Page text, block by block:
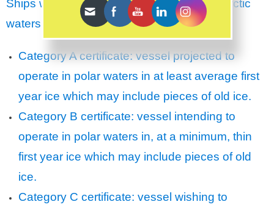
Ships wishing to operate in Antarctic and Arctic
waters must apply for a certificate:
Category A certificate: vessel projected to
operate in polar waters in at least average first
year ice which may include pieces of old ice.
Category B certificate: vessel intending to
operate in polar waters in, at a minimum, thin
first year ice which may include pieces of old
ice.
Category C certificate: vessel wishing to